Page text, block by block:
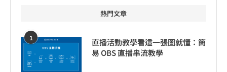
熱門文章
1
直播活動教學看這一張圖就懂：簡
易 OBS 直播串流教學